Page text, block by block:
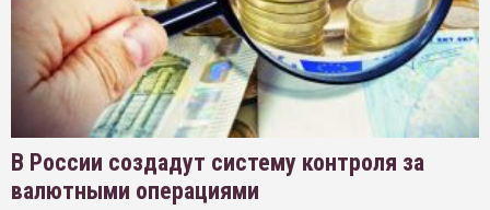
В России создадут систему контроля за
валютными операциями